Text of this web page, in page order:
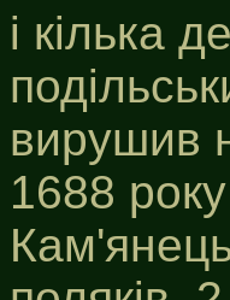
і кілька
вирушив
1688